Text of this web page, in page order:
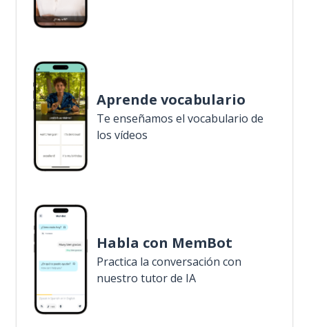
Aprende vocabulario
Te enseñamos el vocabulario de
los vídeos
Habla con MemBot
Practica la conversación con
nuestro tutor de IA